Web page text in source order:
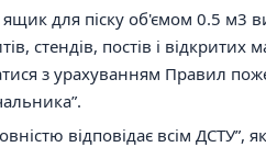
для піску об'ємом 0.5 м3
стендів, постів і відкритих
з урахуванням Правил
відповідає всім